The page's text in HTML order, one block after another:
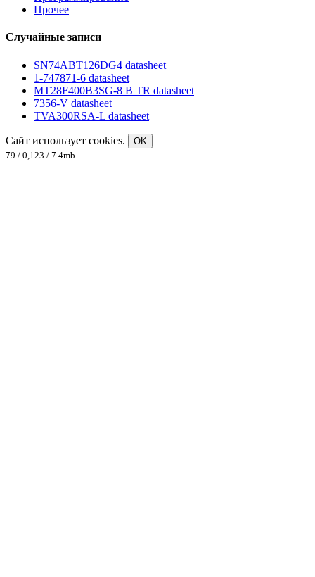
Прочее
Случайные записи
SN74ABT126DG4 datasheet
1-747871-6 datasheet
MT28F400B3SG-8 B TR datasheet
7356-V datasheet
TVA300RSA-L datasheet
Сайт использует cookies.
OK
79 / 0,123 / 7.4mb